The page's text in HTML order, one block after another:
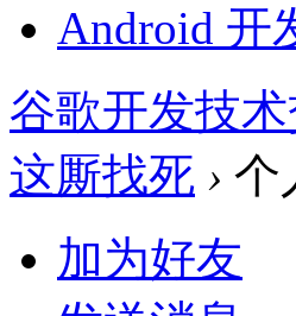
Android 开
谷歌开发技术
这厮找死 › 个
加为好友